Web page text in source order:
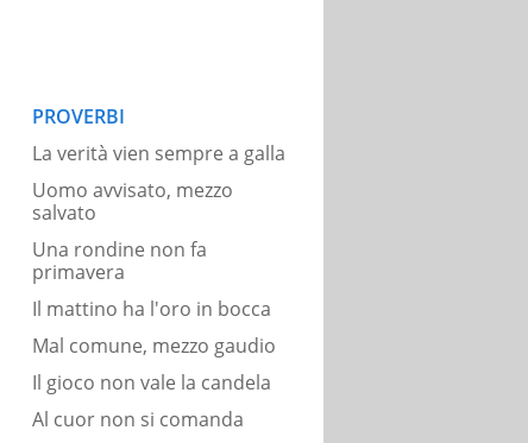
PROVERBI
La verità vien sempre a galla
Uomo avvisato, mezzo
salvato
Una rondine non fa
primavera
Il mattino ha l'oro in bocca
Mal comune, mezzo gaudio
Il gioco non vale la candela
Al cuor non si comanda